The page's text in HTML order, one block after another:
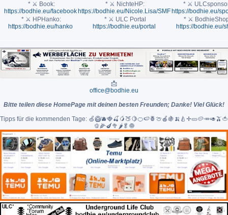
* ⚔ Book:
https://bodhie.eu/facebook
* ⚔ NichteHP:
https://bodhie.eu/Nicole.Lisa/SMF
* ⚔
https://bodhie.eu/
* ⚔ HPHanko:
https://bodhie.eu/hanko
* ⚔ ULC Portal
https://bodhie.eu/portal
* ⚔
https://bodhie.eu/
📩
office@bodhie.eu
Bitte teilen diese HomePage mit deinen besten Freunden; Danke! Viel Glück!
Tipps für die kommenden Tage: 🍏🥝🫐🍓🍒🥭🍑🍋🍊🍉🍍🍈🍎🍇🍌🍐✛🥒🥔🥕🥑🫒🍅
🫑🌽🍆🥦🌶🥬🧅